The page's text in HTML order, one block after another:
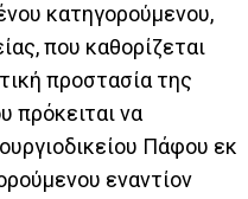
κατηγορούμενου,
που καθορίζεται
προστασία της
πρόκειται να
Πάφου εκ
εναντίον